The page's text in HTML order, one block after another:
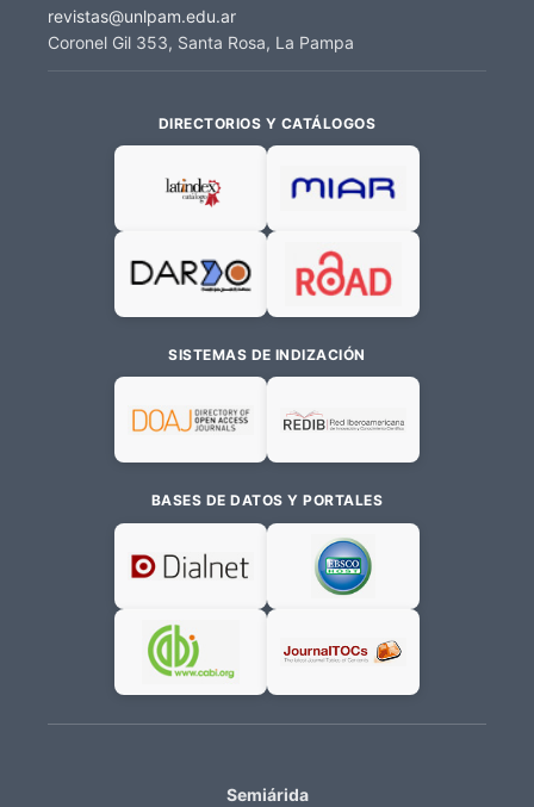
revistas@unlpam.edu.ar
Coronel Gil 353, Santa Rosa, La Pampa
DIRECTORIOS Y CATÁLOGOS
SISTEMAS DE INDIZACIÓN
BASES DE DATOS Y PORTALES
Semiárida